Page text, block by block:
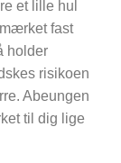
et lille hul
fast
holder
risikoen
Abeungen
til dig lige